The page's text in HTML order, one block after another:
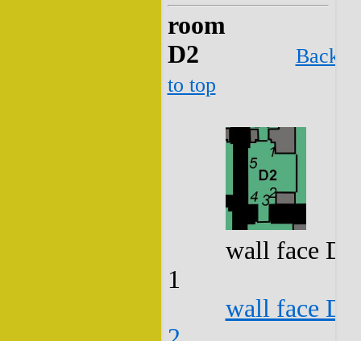
room
D2
Back
to top
wall face
1
wall face